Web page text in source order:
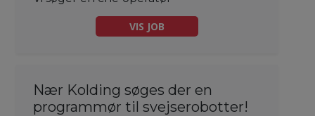
VIS JOB
Nær Kolding søges der en
programmør til svejserobotter!